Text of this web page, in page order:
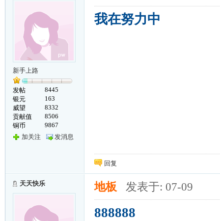
新手上路
发帖
8445
银元
163
威望
8332
贡献值
8506
铜币
9867
加关注
发消息
我在努力中
回复
天天快乐 地板 发表于: 07-09
888888